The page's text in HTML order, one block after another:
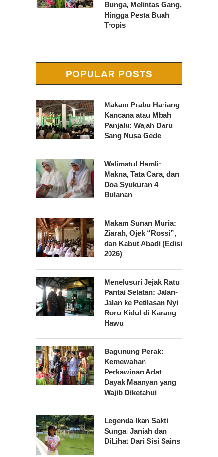
Bunga, Melintas Gang,
Hingga Pesta Buah
Tropis
POPULAR POSTS
Makam Prabu Hariang
Kancana atau Mbah
Panjalu: Wajah Baru
Sang Nusa Gede
Walimatul Hamli:
Makna, Tata Cara, dan
Doa Syukuran 4
Bulanan
Makam Sunan Muria:
Ziarah, Ojek “Rossi”,
dan Kabut Abadi (Edisi
2026)
Menelusuri Jejak Ratu
Pantai Selatan: Jalan-
Jalan ke Petilasan Nyi
Roro Kidul di Karang
Hawu
Bagunung Perak:
Kemewahan
Perkawinan Adat
Dayak Maanyan yang
Wajib Diketahui
Legenda Ikan Sakti
Sungai Janiah dan
DiLihat Dari Sisi Sains